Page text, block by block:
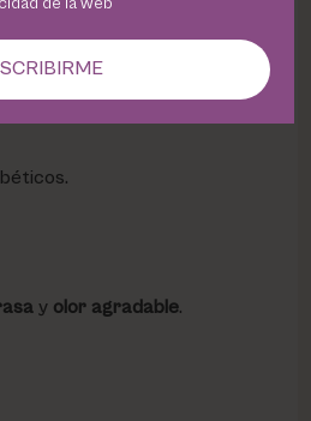
agrietados, con piel
y olor agradable.